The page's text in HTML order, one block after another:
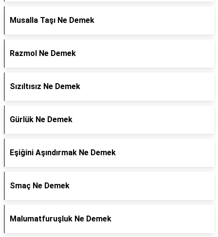
Musalla Taşı Ne Demek
Razmol Ne Demek
Sızıltısız Ne Demek
Gürlük Ne Demek
Eşiğini Aşındırmak Ne Demek
Smaç Ne Demek
Malumatfuruşluk Ne Demek